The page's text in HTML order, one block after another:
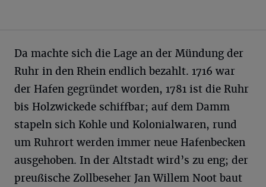
Da machte sich die Lage an der Mündung der
Ruhr in den Rhein endlich bezahlt. 1716 war
der Hafen gegründet worden, 1781 ist die Ruhr
bis Holzwickede schiffbar; auf dem Damm
stapeln sich Kohle und Kolonialwaren, rund
um Ruhrort werden immer neue Hafenbecken
ausgehoben. In der Altstadt wird’s zu eng; der
preußische Zollbeseher Jan Willem Noot baut